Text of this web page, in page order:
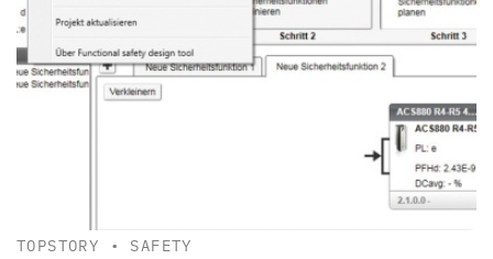
TOPSTORY • SAFETY